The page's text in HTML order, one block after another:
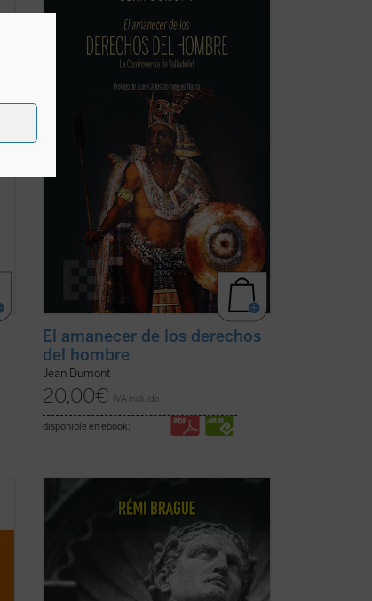
historia, un emperador paraliza la
expansión de su imperio para suscitar un
debate: ¿es conforme a la justicia la
civilización y conversión de los indios del
(ver ficha)
El amanecer de los derechos
del hombre
Jean Dumont
20,00€ IVA incluido
disponible en ebook:
Rémi Brague aborda de nuevo la
cuestión de la identidad, centrándose en
la «vía romana», la latinidad de Europa.
Esta nueva edición deEuropa, la vía
, un clásico del autor publicado en
diecisiete idiomas, ha sido ampliada y ...